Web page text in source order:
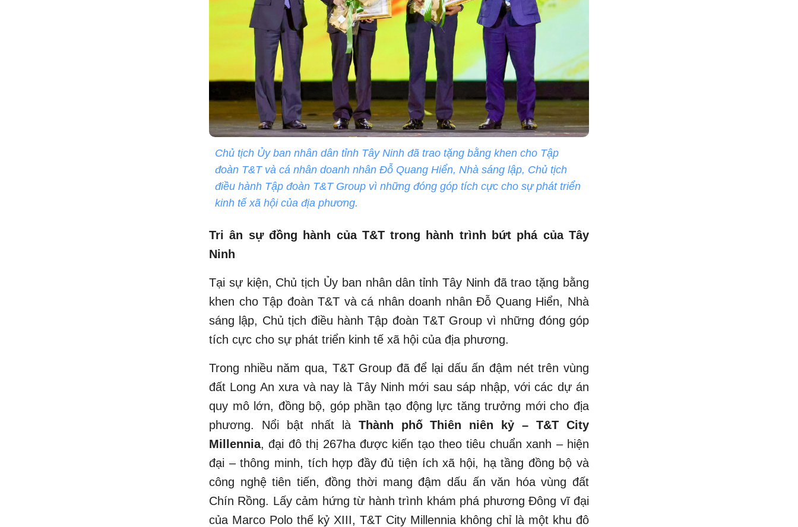
Chủ tịch Ủy ban nhân dân tỉnh Tây Ninh đã trao tặng bằng khen cho Tập
đoàn T&T và cá nhân doanh nhân Đỗ Quang Hiển, Nhà sáng lập, Chủ tịch
điều hành Tập đoàn T&T Group vì những đóng góp tích cực cho sự phát triển
kinh tế xã hội của địa phương.
Tri ân sự đồng hành của T&T trong hành trình bứt phá của Tây
Ninh
Tại sự kiện, Chủ tịch Ủy ban nhân dân tỉnh Tây Ninh đã trao tặng bằng
khen cho Tập đoàn T&T và cá nhân doanh nhân Đỗ Quang Hiển, Nhà
sáng lập, Chủ tịch điều hành Tập đoàn T&T Group vì những đóng góp
tích cực cho sự phát triển kinh tế xã hội của địa phương.
Trong nhiều năm qua, T&T Group đã để lại dấu ấn đậm nét trên vùng
đất Long An xưa và nay là Tây Ninh mới sau sáp nhập, với các dự án
quy mô lớn, đồng bộ, góp phần tạo động lực tăng trưởng mới cho địa
phương. Nổi bật nhất là Thành phố Thiên niên kỷ – T&T City
Millennia, đại đô thị 267ha được kiến tạo theo tiêu chuẩn xanh – hiện
đại – thông minh, tích hợp đầy đủ tiện ích xã hội, hạ tầng đồng bộ và
công nghệ tiên tiến, đồng thời mang đậm dấu ấn văn hóa vùng đất
Chín Rồng. Lấy cảm hứng từ hành trình khám phá phương Đông vĩ đại
của Marco Polo thế kỷ XIII, T&T City Millennia không chỉ là một khu đô